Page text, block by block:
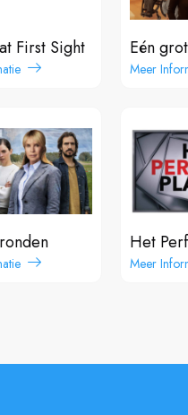
First Sight Eén
Meer
Het
Meer